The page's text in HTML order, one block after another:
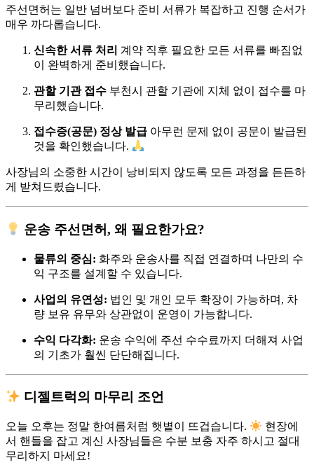
주선면허는 일반 넘버보다 준비 서류가 복잡하고 진행 순서가
매우 까다롭습니다.
신속한 서류 처리 계약 직후 필요한 모든 서류를 빠짐없
이 완벽하게 준비했습니다.
관할 기관 접수 부천시 관할 기관에 지체 없이 접수를 마
무리했습니다.
접수증(공문) 정상 발급 아무런 문제 없이 공문이 발급된
것을 확인했습니다.
사장님의 소중한 시간이 낭비되지 않도록 모든 과정을 든든하
게 받쳐드렸습니다.
운송 주선면허, 왜 필요한가요?
물류의 중심: 화주와 운송사를 직접 연결하며 나만의 수
익 구조를 설계할 수 있습니다.
사업의 유연성: 법인 및 개인 모두 확장이 가능하며, 차
량 보유 유무와 상관없이 운영이 가능합니다.
수익 다각화: 운송 수익에 주선 수수료까지 더해져 사업
의 기초가 훨씬 단단해집니다.
디젤트럭의 마무리 조언
오늘 오후는 정말 한여름처럼 햇볕이 뜨겁습니다.
현장에
서 핸들을 잡고 계신 사장님들은 수분 보충 자주 하시고 절대
무리하지 마세요!